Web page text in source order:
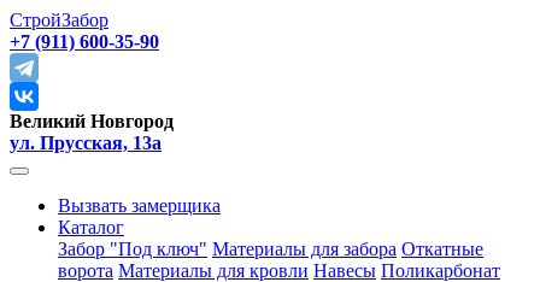
СтройЗабор
+7 (911) 600-35-90
Великий Новгород
ул. Прусская, 13а
Вызвать замерщика
Каталог
Забор "Под ключ" Материалы для забора Откатные
ворота Материалы для кровли Навесы Поликарбонат